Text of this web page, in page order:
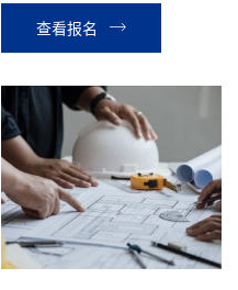
查看报名